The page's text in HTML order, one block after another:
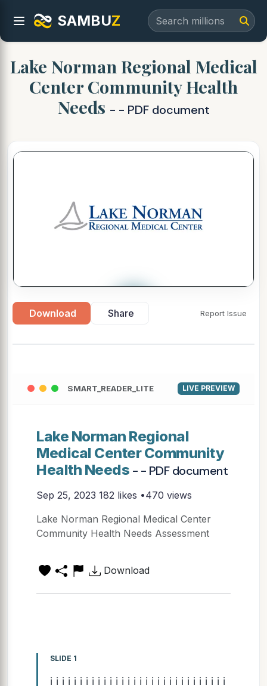
SAMBUZ
Lake Norman Regional Medical
Center Community Health
Needs - - PDF document
▶
Download Share Report Issue
SMART_READER_LITE LIVE PREVIEW
Lake Norman Regional
Medical Center Community
Health Needs - - PDF document
Sep 25, 2023 182 likes •470 views
Lake Norman Regional Medical Center
Community Health Needs Assessment
Download
SLIDE 1
¡ ¡ ¡ ¡ ¡ ¡ ¡ ¡ ¡ ¡ ¡ ¡ ¡ ¡ ¡ ¡ ¡ ¡ ¡ ¡ ¡ ¡ ¡ ¡ ¡ ¡ ¡ ¡ ¡ ¡